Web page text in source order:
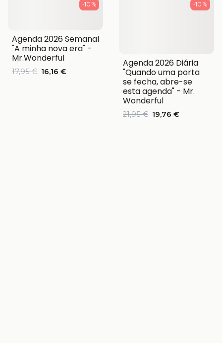
-10 %
Agenda 2026 Semanal
"A minha nova era" -
Mr.Wonderful
17,95 € 16,16 €
-10 %
Agenda 2026 Diária
"Quando uma porta
se fecha, abre-se
esta agenda" - Mr.
Wonderful
21,95 € 19,76 €